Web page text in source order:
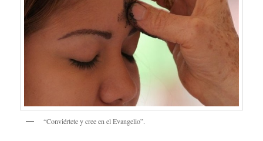
“Conviértete y cree en el Evangelio”.